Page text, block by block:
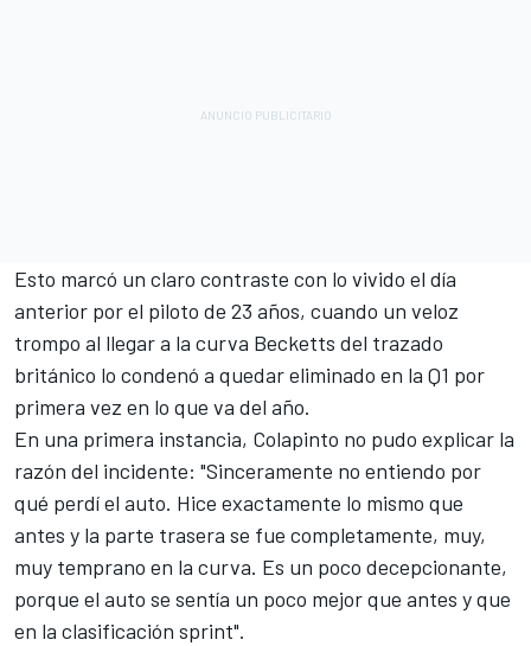
Esto marcó un claro contraste con lo vivido el día
anterior por el piloto de 23 años, cuando un veloz
trompo al llegar a la curva Becketts del trazado
británico lo condenó a quedar eliminado en la Q1 por
primera vez en lo que va del año.
En una primera instancia, Colapinto no pudo explicar la
razón del incidente: "Sinceramente no entiendo por
qué perdí el auto. Hice exactamente lo mismo que
antes y la parte trasera se fue completamente, muy,
muy temprano en la curva. Es un poco decepcionante,
porque el auto se sentía un poco mejor que antes y que
en la clasificación sprint".